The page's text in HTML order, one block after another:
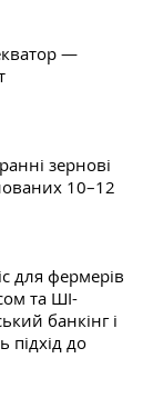
—
зернові
10–12
для фермерів
та ШІ-
банкінг і
підхід до